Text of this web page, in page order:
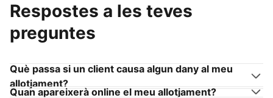
Respostes a les teves
preguntes
Què passa si un client causa algun dany al meu
allotjament?
Quan apareixerà online el meu allotjament?